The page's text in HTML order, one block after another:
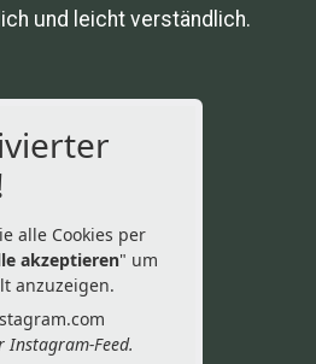
und leicht verständlich.
alle Cookies per
akzeptieren" um
anzuzeigen.
Instagram-Feed.